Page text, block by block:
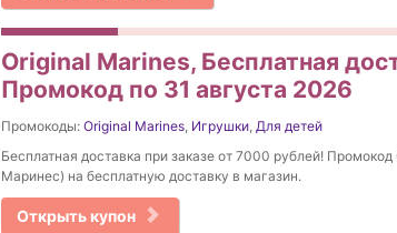
Original Marines, Бесплатная
Промокод по 31 августа 2026
Промокоды: Original Marines, Игрушки, Для детей
Бесплатная доставка при заказе от 7000 рублей!
Маринес) на бесплатную доставку в магазин.
Открыть купон